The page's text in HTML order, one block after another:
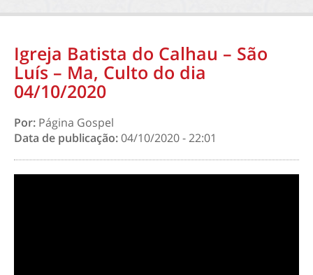
Igreja Batista do Calhau – São
Luís – Ma, Culto do dia
04/10/2020
Por: Página Gospel
Data de publicação:04/10/2020 - 22:01